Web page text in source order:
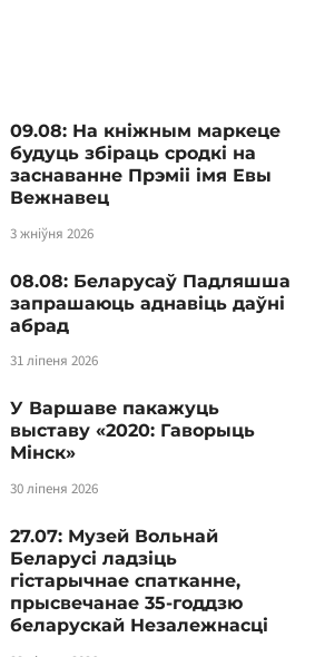
09.08: На кніжным маркеце
будуць збіраць сродкі на
заснаванне Прэміі імя Евы
Вежнавец
3 жніўня 2026
08.08: Беларусаў Падляшша
запрашаюць аднавіць даўні
абрад
31 ліпеня 2026
У Варшаве пакажуць
выставу «2020: Гаворыць
Мінск»
30 ліпеня 2026
27.07: Музей Вольнай
Беларусі ладзіць
гістарычнае спатканне,
прысвечанае 35-годдзю
беларускай Незалежнасці